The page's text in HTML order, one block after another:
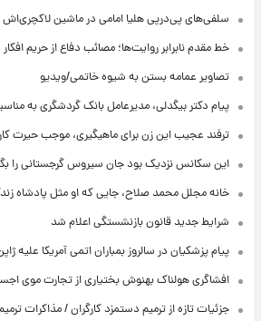
سلفی‌های پی‌درپی هلیا امامی در ماشین
خط مقدم نابرابر روایت‌ها؛ مصائب دفاع از حریم
تصاویر عمامه بستن به شیوه خاتمی/ویدیو
پیام دکتر بیگدلی، مدیرعامل بانک گردشگری به
ترفند عجیب این زن برای ماهیگیری، موجب حیرت
این سکانس نزدیک بود جان سیروس گرجستانی را
خانه مجلل محمد صلاح، جایی که او مثل پادشاه
شرایط جدید قانون بازنشستگی اعلام شد
پیام پزشکیان در سالروز بمباران اتمی آمریکا علیه
افشاگری هولناک بهنوش بختیاری از تجارت موی
جزئیات تازه از ترمیم دستمزد کارگران / مذاکرات